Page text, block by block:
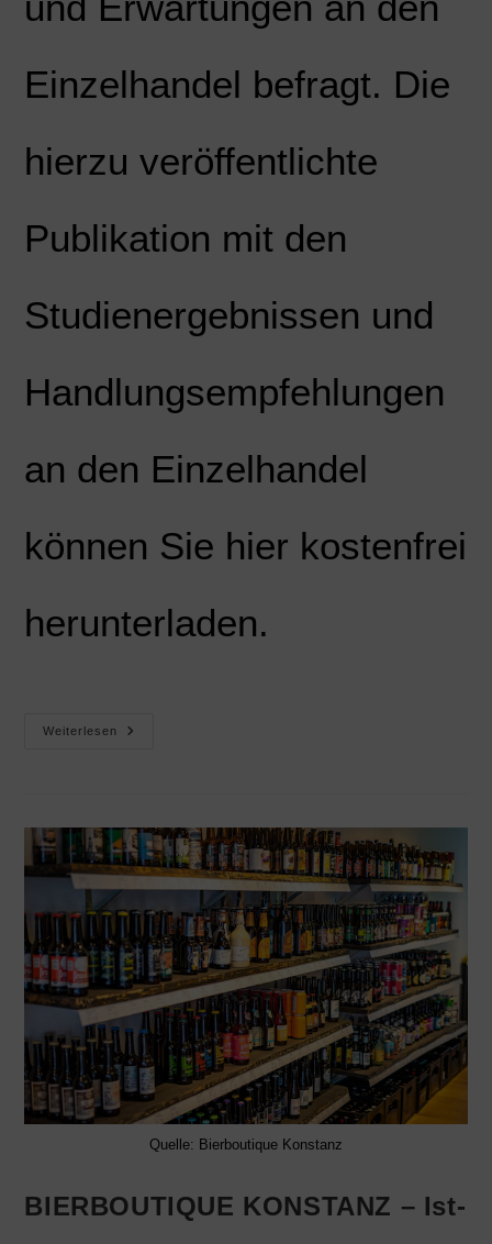
Einzelhandel befragt. Die
hierzu veröffentlichte
Publikation mit den
Studienergebnissen und
Handlungsempfehlungen
an den Einzelhandel
können Sie hier kostenfrei
herunterladen.
Weiterlesen
Quelle: Bierboutique Konstanz
BIERBOUTIQUE KONSTANZ – Ist-